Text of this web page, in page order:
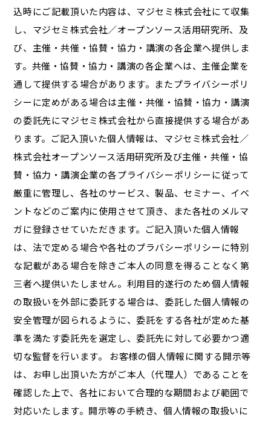
込時にご記載頂いた内容は、マジセミ株式会社にて収集
し、マジセミ株式会社／オープンソース活用研究所、及
び、主催・共催・協賛・協力・講演の各企業へ提供しま
す。共催・協賛・協力・講演の各企業へは、主催企業を
通して提供する場合があります。またプライバシーポリ
シーに定めがある場合は主催・共催・協賛・協力・講演
の委託先にマジセミ株式会社から直接提供する場合があ
ります。ご記入頂いた個人情報は、マジセミ株式会社／
株式会社オープンソース活用研究所及び主催・共催・協
賛・協力・講演企業の各プライバシーポリシーに従って
厳重に管理し、各社のサービス、製品、セミナー、イベ
ントなどのご案内に使用させて頂き、また各社のメルマ
ガに登録させていただきます。ご記入頂いた個人情報
は、法で定める場合や各社のプラバシーポリシーに特別
な記載がある場合を除きご本人の同意を得ることなく第
三者へ提供いたしません。利用目的遂行のため個人情報
の取扱いを外部に委託する場合は、委託した個人情報の
安全管理が図られるように、委託をする各社が定めた基
準を満たす委託先を選定し、委託先に対して必要かつ適
切な監督を行います。 お客様の個人情報に関する開示等
は、お申し出頂いた方がご本人（代理人）であることを
確認した上で、各社において合理的な期間および範囲で
対応いたします。開示等の手続き、個人情報の取扱いに